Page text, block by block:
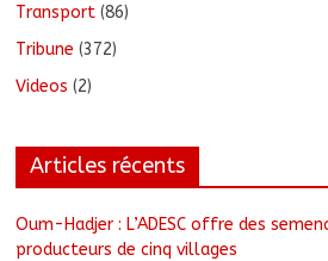
Transport (86)
Tribune (372)
Videos (2)
Articles récents
Oum-Hadjer : L’ADESC offre des
producteurs de cinq villages